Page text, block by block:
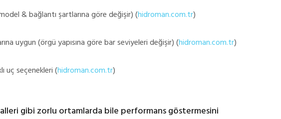
& bağlantı şartlarına göre değişir) (hidroman.com.tr)
uygun (örgü yapısına göre bar seviyeleri değişir) (hidroman.com.tr)
uç seçenekleri (hidroman.com.tr)
gibi zorlu ortamlarda bile performans göstermesini